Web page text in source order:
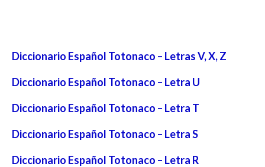
Diccionario Español Totonaco – Letras V, X, Z
Diccionario Español Totonaco – Letra U
Diccionario Español Totonaco – Letra T
Diccionario Español Totonaco – Letra S
Diccionario Español Totonaco – Letra R